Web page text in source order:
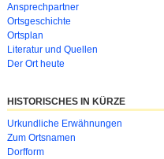
Ansprechpartner
Ortsgeschichte
Ortsplan
Literatur und Quellen
Der Ort heute
HISTORISCHES IN KÜRZE
Urkundliche Erwähnungen
Zum Ortsnamen
Dorfform